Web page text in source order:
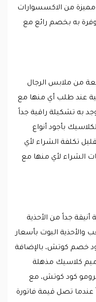
من الاكسسوارات
به بخصم رائع مع
من ملابس الرجال
عند طلب أي منها مع
به تشكيلة راقية جداً
بأجود أنواع
تكلفة الشراء لأي
الشراء لأي منها مع
جداً من الأحذية
والأحذية البوت بأسعار
خصم كوتش، بالإضافة
كلاسيك مذهلة
كود كوتش، مع
تصل قيمة فاتورة